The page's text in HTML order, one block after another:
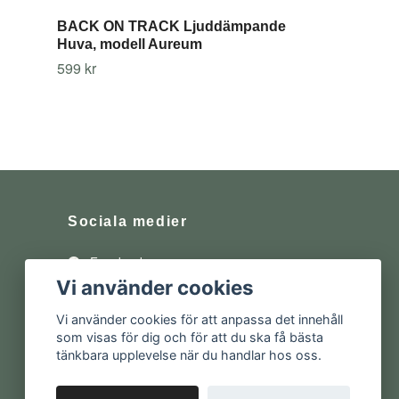
BACK ON TRACK Ljuddämpande
Huva, modell Aureum
599 kr
Sociala medier
Facebook
Instagram
Vi använder cookies
Vi använder cookies för att anpassa det innehåll
som visas för dig och för att du ska få bästa
tänkbara upplevelse när du handlar hos oss.